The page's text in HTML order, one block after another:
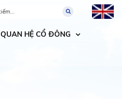
QUAN HỆ CỔ ĐÔNG